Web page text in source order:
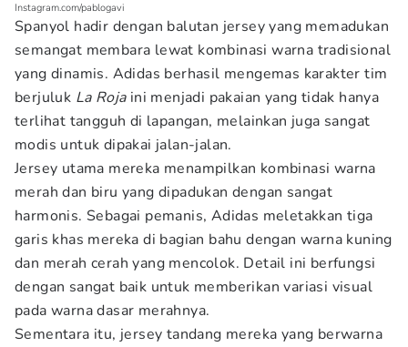
Instagram.com/pablogavi
Spanyol hadir dengan balutan jersey yang memadukan
semangat membara lewat kombinasi warna tradisional
yang dinamis. Adidas berhasil mengemas karakter tim
berjuluk La Rojaini menjadi pakaian yang tidak hanya
terlihat tangguh di lapangan, melainkan juga sangat
modis untuk dipakai jalan-jalan.
Jersey utama mereka menampilkan kombinasi warna
merah dan biru yang dipadukan dengan sangat
harmonis. Sebagai pemanis, Adidas meletakkan tiga
garis khas mereka di bagian bahu dengan warna kuning
dan merah cerah yang mencolok. Detail ini berfungsi
dengan sangat baik untuk memberikan variasi visual
pada warna dasar merahnya.
Sementara itu, jersey tandang mereka yang berwarna